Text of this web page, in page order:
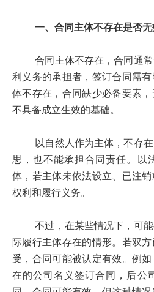
一、合同主体不存在是否无
合同主体不存在，合同通常
利义务的承担者，签订合同需
体不存在，合同缺少必备要素，
不具备成立生效的基础。
以自然人作为主体，不存在
思，也不能承担合同责任。以
体，若主体未依法设立、已注
权利和履行义务。
不过，在某些情况下，可能
际履行主体存在的情形。若双
受，合同可能被认定有效。例
在的公司名义签订合同，后公